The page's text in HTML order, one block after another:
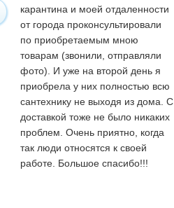
карантина и моей отдаленности
от города проконсультировали
по приобретаемым мною
товарам (звонили, отправляли
фото). И уже на второй день я
приобрела у них полностью всю
сантехнику не выходя из дома. С
доставкой тоже не было никаких
проблем. Очень приятно, когда
так люди относятся к своей
работе. Большое спасибо!!!